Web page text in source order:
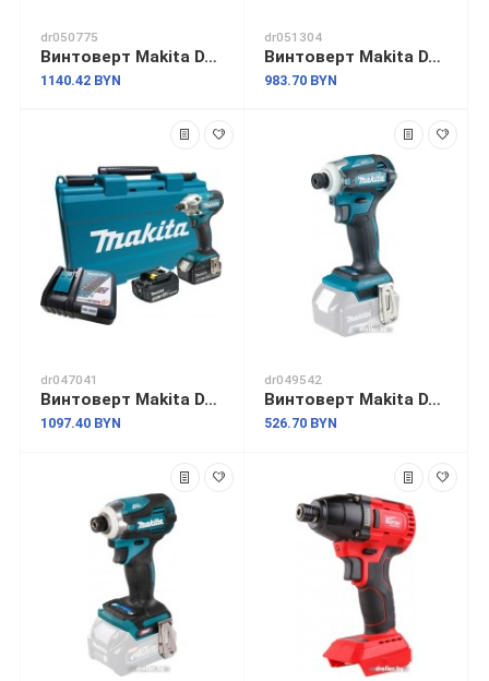
dr050775
Винтоверт Makita DTD153RFE (с 2-мя АКБ, кейс)
1140.42 BYN
dr051304
Винтоверт Makita DTD153RT (с 1-м АКБ, кейс)
983.70 BYN
dr047041
Винтоверт Makita DTD156RFE (с 2-мя АКБ)
1097.40 BYN
dr049542
Винтоверт Makita DTD172Z (без АКБ)
526.70 BYN